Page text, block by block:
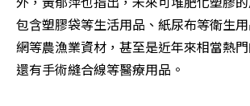
包含塑膠袋等生活用品、紙尿布等衛生
網等農漁業資材，甚至是近年來相當熱門
還有手術縫合線等醫療用品。